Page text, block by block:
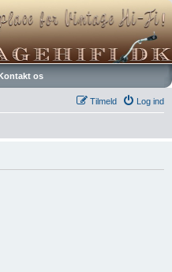
os
Log ind
Tilmeld